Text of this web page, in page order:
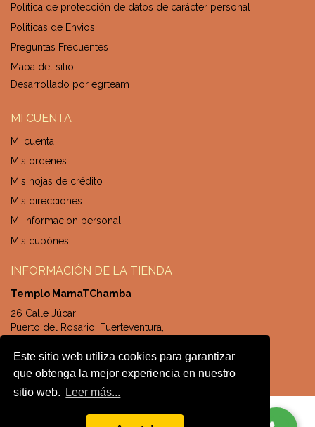
Este sitio web utiliza cookies para garantizar
que obtenga la mejor experiencia en nuestro
sitio web.
Leer más...
Política de protección de datos de carácter personal
Politicas de Envios
Preguntas Frecuentes
Mapa del sitio
Desarrollado por egrteam
MI CUENTA
Mi cuenta
Mis ordenes
Mis hojas de crédito
Mis direcciones
Mi informacion personal
Mis cupónes
INFORMACIÓN DE LA TIENDA
Templo MamaTChamba
26 Calle Júcar
Puerto del Rosario, Fuerteventura,
+34 828041532